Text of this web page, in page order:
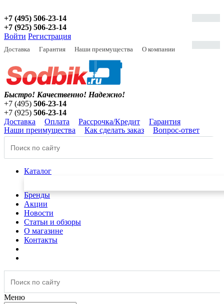
+7 (495) 506-23-14
+7 (925) 506-23-14
Войти Регистрация
Доставка Гарантия Наши преимущества О компании
Быстро! Качественно! Надежно!
+7 (495) 506-23-14
+7 (925) 506-23-14
Доставка
Оплата Рассрочка/Кредит
Гарантия
Наши преимущества
Как сделать заказ Вопрос-ответ
Каталог
Бренды
Акции
Новости
Статьи и обзоры
О магазине
Контакты
Меню